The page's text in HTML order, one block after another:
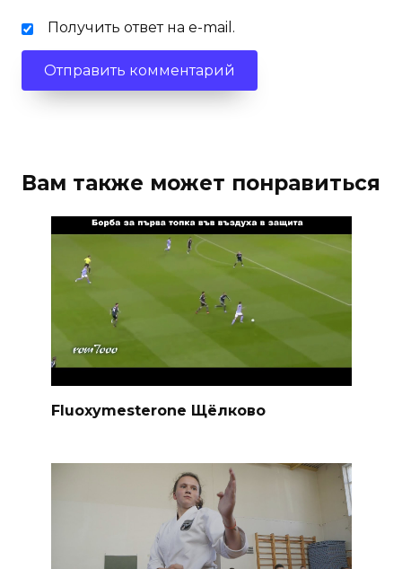
Получить ответ на e-mail.
Вам также может понравиться
Fluoxymesterone Щёлково